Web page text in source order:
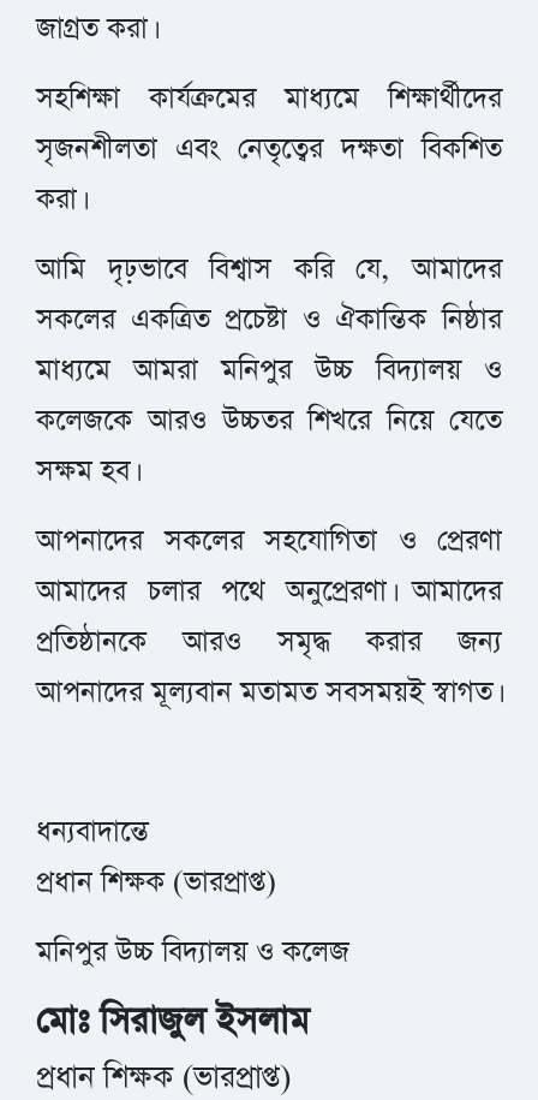
জাগ্রত করা।
সহশিক্ষা কার্যক্রমের মাধ্যমে শিক্ষার্থীদের
সৃজনশীলতা এবং নেতৃত্বের দক্ষতা বিকশিত
করা।
আমি দৃঢ়ভাবে বিশ্বাস করি যে, আমাদের
সকলের একত্রিত প্রচেষ্টা ও ঐকান্তিক নিষ্ঠার
মাধ্যমে আমরা মনিপুর উচ্চ বিদ্যালয় ও
কলেজকে আরও উচ্চতর শিখরে নিয়ে যেতে
সক্ষম হব।
আপনাদের সকলের সহযোগিতা ও প্রেরণা
আমাদের চলার পথে অনুপ্রেরণা। আমাদের
প্রতিষ্ঠানকে আরও সমৃদ্ধ করার জন্য
আপনাদের মূল্যবান মতামত সবসময়ই স্বাগত।
ধন্যবাদান্তে
প্রধান শিক্ষক (ভারপ্রাপ্ত)
মনিপুর উচ্চ বিদ্যালয় ও কলেজ
মোঃ সিরাজুল ইসলাম
প্রধান শিক্ষক (ভারপ্রাপ্ত)